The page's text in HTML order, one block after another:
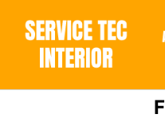
conteúdo